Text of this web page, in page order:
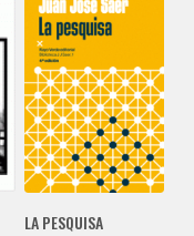
LA PESQUISA